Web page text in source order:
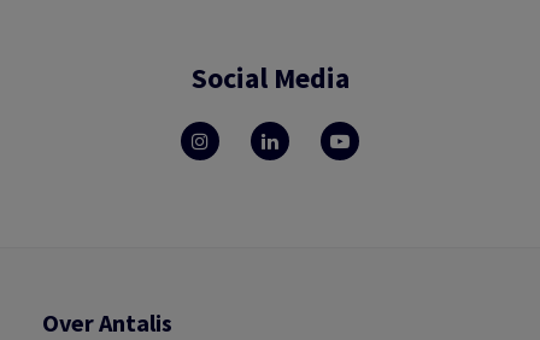
Social Media
Over Antalis